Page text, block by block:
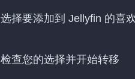
选择要添加到 Jellyfin 的喜
检查您的选择并开始转移